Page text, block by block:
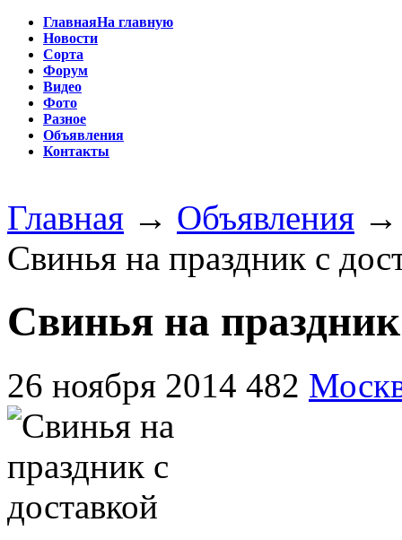
ГлавнаяНа главную
Новости
Сорта
Форум
Видео
Фото
Разное
Объявления
Контакты
Главная → Объявления
Свинья на праздник с
Свинья на
26 ноября 2014 482